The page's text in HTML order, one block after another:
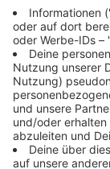
Die smarten
erfassen die
Bereich,
Displays am
ist. Die